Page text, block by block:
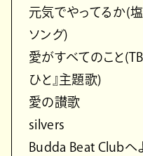
元気でやってるか(
ソング)
愛がすべてのこと
ひと』主題歌)
愛の讃歌
silvers
Budda Beat Clubへ